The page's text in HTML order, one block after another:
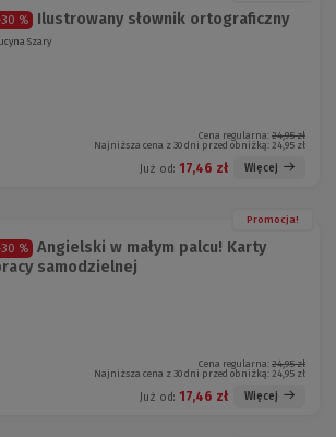
% Ilustrowany słownik ortograficzny
Szary
Cena regularna: 24,95 zł
Najniższa cena z 30 dni przed obniżką: 24,95 zł
Już od: 17,46 zł Więcej
Promocja!
%
Angielski w małym palcu! Karty
samodzielnej
Cena regularna: 24,95 zł
Najniższa cena z 30 dni przed obniżką: 24,95 zł
Już od: 17,46 zł Więcej